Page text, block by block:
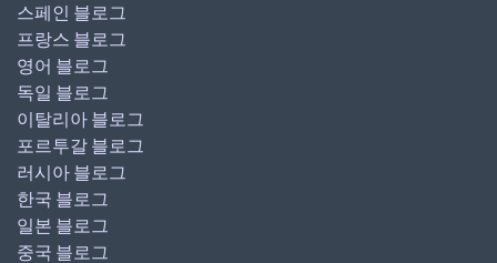
스페인 블로그
프랑스 블로그
영어 블로그
독일 블로그
이탈리아 블로그
포르투갈 블로그
러시아 블로그
한국 블로그
일본 블로그
중국 블로그